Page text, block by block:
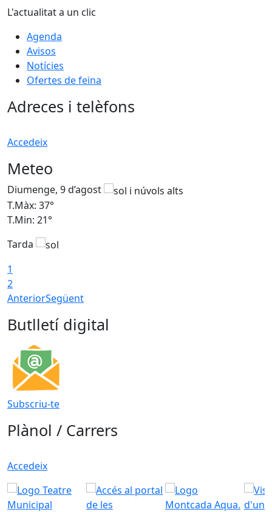
L'actualitat a un clic
Agenda
Avisos
Notícies
Ofertes de feina
Adreces i telèfons
Accedeix
Meteo
Diumenge, 9 d’agost
T.Màx: 37°
T.Min: 21°
Tarda
1
2
AnteriorSegüent
Butlletí digital
Subscriu-te
Plànol / Carrers
Accedeix